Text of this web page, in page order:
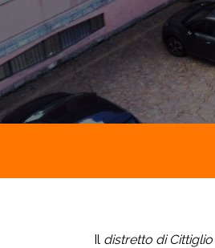
Il distretto di Cittiglio